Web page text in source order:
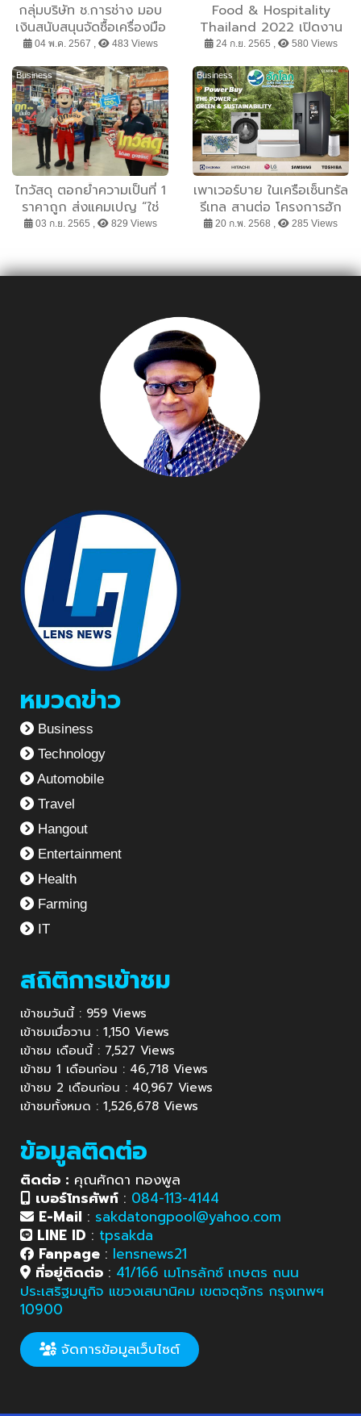
กลุ่มบริษัท ช.การช่าง มอบ
เงินสนับสนุนจัดซื้อเครื่องมือ
แพทย์ คณะแพทยศาสตร์
โรงพยาบาลรามาธิบดี
04 พ.ค. 2567 , 483 Views
Food & Hospitality
Thailand 2022 เปิดงาน
ยิ่งใหญ่ ภาครัฐ องค์กร
ธุรกิจ เอกชน จับมือขับ
เคลื่อนอุตสาหกรรมท่อง
เที่ยว โรงแรม ร้านอาหาร
และบริการรอบใหม่
24 ก.ย. 2565 , 580 Views
Business
ไทวัสดุ ตอกย้ำความเป็นที่ 1
ราคาถูก ส่งแคมเปญ “ใช่
เลย ถูกจริง” ตรึงราคา
03 ก.ย. 2565 , 829 Views
Business
เพาเวอร์บาย ในเครือเซ็นทรัล
รีเทล สานต่อ โครงการฮัก
โลก เดินหน้าสู่ความยั่งยืน
20 ก.พ. 2568 , 285 Views
หมวดข่าว
Business
Technology
Automobile
Travel
Hangout
Entertainment
Health
Farming
IT
สถิติการเข้าชม
เข้าชมวันนี้ : 959 Views
เข้าชมเมื่อวาน : 1,150 Views
เข้าชม เดือนนี้ : 7,527 Views
เข้าชม 1 เดือนก่อน : 46,718 Views
เข้าชม 2 เดือนก่อน : 40,967 Views
เข้าชมทั้งหมด : 1,526,678 Views
ข้อมูลติดต่อ
ติดต่อ : คุณศักดา ทองพูล
เบอร์โทรศัพท์ : 084-113-4144
E-Mail : sakdatongpool@yahoo.com
LINE ID : tpsakda
Fanpage : lensnews21
ที่อยู่ติดต่อ : 41/166 เมโทรลักซ์ เกษตร ถนน
ประเสริฐมนูกิจ แขวงเสนานิคม เขตจตุจักร กรุงเทพฯ
10900
จัดการข้อมูลเว็บไซต์